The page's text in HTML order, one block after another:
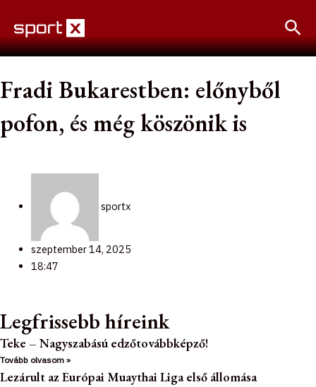
content
Fradi Bukarestben: előnyből
pofon, és még köszönik is
sportx
szeptember 14, 2025
18:47
Legfrissebb híreink
Teke – Nagyszabású edzőtovábbképző!
Tovább olvasom »
Lezárult az Európai Muaythai Liga első állomása